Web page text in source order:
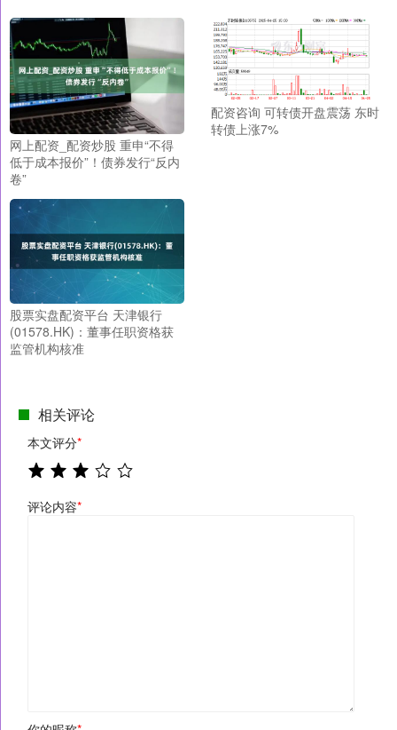
网上配资_配资炒股 重申“不得
低于成本报价”！债券发行“反内
卷”
配资咨询 可转债开盘震荡 东时
转债上涨7%
股票实盘配资平台 天津银行
(01578.HK)：董事任职资格获
监管机构核准
相关评论
本文评分*
评论内容*